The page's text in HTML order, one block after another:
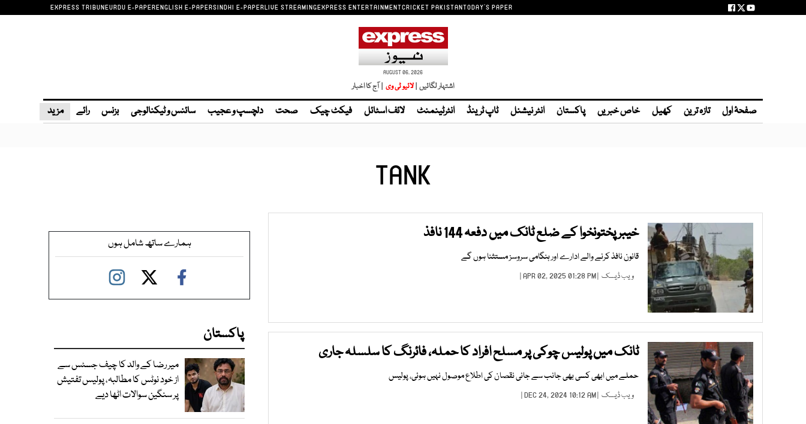
EXPRESS TRIBUNEURDU E-PAPERENGLISH E-PAPERSINDHI E-PAPERLIVE STREAMINGEXPRESS ENTERTAINMENTCRICKET PAKISTANTODAY'S PAPER
AUGUST 06, 2026
اشتہار لگائیں | | آج کا اخبار
صفحۂ اول تازہ ترین کھیل خاص خبریں پاکستان انٹر نیشنل ٹاپ ٹرینڈ انٹرٹینمنٹ لائف اسٹائل فیکٹ چیک صحت دلچسپ و عجیب سائنس و ٹیکنالوجی بزنس رائے مزید
TANK
خیبر پختونخوا کے ضلع ٹانک میں دفعہ 144 نافذ
قانون نافذ کرنے والے ادارے اور ہنگامی سروسز مستثنا ہوں گے
ویب ڈیسک | APR 02, 2025 01:28 PM |
ٹانک میں پولیس چوکی پر مسلح افراد کا حملہ، فائرنگ کا سلسلہ جاری
حملے میں ابھی کسی بھی جانب سے جانی نقصان کی اطلاع موصول نہیں ہوئی، پولیس
ویب ڈیسک | DEC 24, 2024 10:12 AM |
ہمارے ساتھ شامل ہوں
پاکستان
میر رضا کے والد کا چیف جسٹس سے
از خود نوٹس کا مطالبہ، پولیس تفتیش
پر سنگین سوالات اٹھا دیے